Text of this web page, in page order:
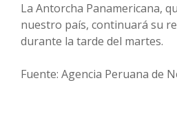
La Antorcha Panamericana,
nuestro país, continuará su
durante la tarde del martes.
Fuente: Agencia Peruana de